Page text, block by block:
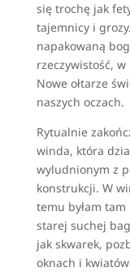
się trochę jak
tajemnicy i
napakowaną
rzeczywistość,
Nowe ołtarze
naszych oczach.
Rytualnie
winda, która
wyludnionym z
konstrukcji. W
temu byłam
starej suchej
jak skwarek,
oknach i